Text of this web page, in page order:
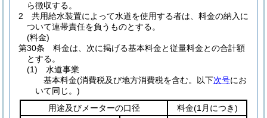
ら徴収する。
2
共用給水装置によって水道を使用する者は、料金の納入に
ついて連帯責任を負うものとする。
(料金)
第30条
料金は、次に掲げる基本料金と従量料金との合計額
とする。
(1)
水道事業
基本料金(消費税及び地方消費税を含む。以下次号にお
いて同じ。)
用途及びメーターの口径
料金(1月につき)